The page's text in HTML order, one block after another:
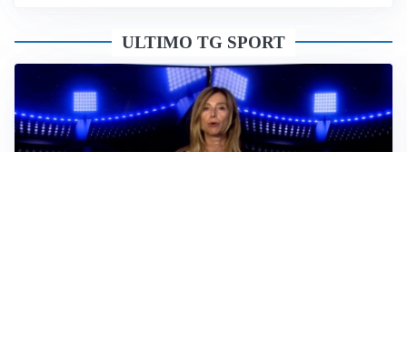
ULTIMO TG SPORT